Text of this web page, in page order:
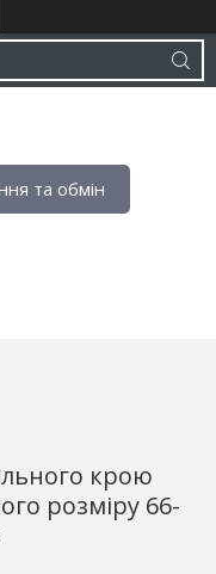
та обмін
крою
розміру 66-